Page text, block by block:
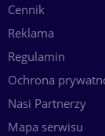
Cennik
Reklama
Regulamin
Ochrona
Nasi Partnerzy
Mapa serwisu